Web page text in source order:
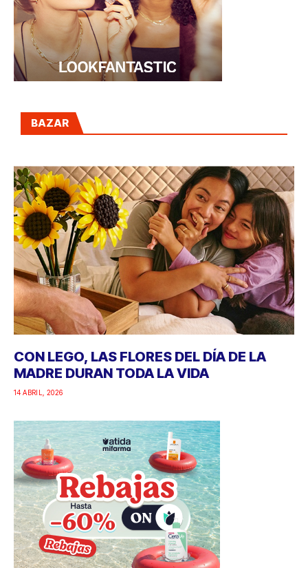
BAZAR
CON LEGO, LAS FLORES DEL DÍA DE LA
MADRE DURAN TODA LA VIDA
14 ABRIL, 2026